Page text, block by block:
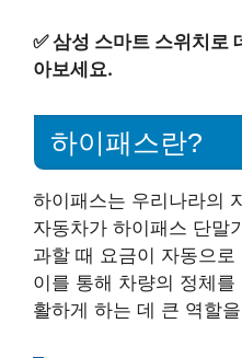
✅삼성 스마트 스위치로
아보세요.
하이패스란?
하이패스는 우리나라의
자동차가 하이패스 단말
과할 때 요금이 자동으
이를 통해 차량의 정체
활하게 하는 데 큰 역할